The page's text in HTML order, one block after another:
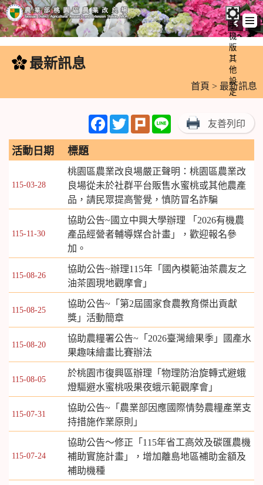
跳
內
手
機
版
其
他
設
定
最新訊息
首頁 > 最新訊息
FacebookTwitterPlurk Line 友善列印
活動日期 標題
115-03-28
桃園區農業改良場嚴正聲明：桃園區農業改
良場從未於社群平台販售水蜜桃或其他農產
品，請民眾提高警覺，慎防冒名詐騙
115-11-30
協助公告~國立中興大學辦理 「2026有機農
產品經營者輔導媒合計畫」，歡迎報名參
加。
115-08-26
協助公告~辦理115年「國內模範油茶農友之
油茶園現地觀摩會」
115-08-25
協助公告~「第2屆國家食農教育傑出貢獻
獎」活動簡章
115-08-20
協助農糧署公告~「2026臺灣繪果季」國產水
果趣味繪畫比賽辦法
115-08-05
於桃園市復興區辦理「物理防治旋轉式避蛾
燈驅避水蜜桃吸果夜蛾示範觀摩會」
115-07-31
協助公告~「農業部因應國際情勢農糧產業支
持措施作業原則」
115-07-24
協助公告～修正「115年省工高效及碳匯農機
補助實施計畫」，增加離島地區補助金額及
補助機種